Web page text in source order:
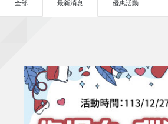
全部 最新消息 優惠活動